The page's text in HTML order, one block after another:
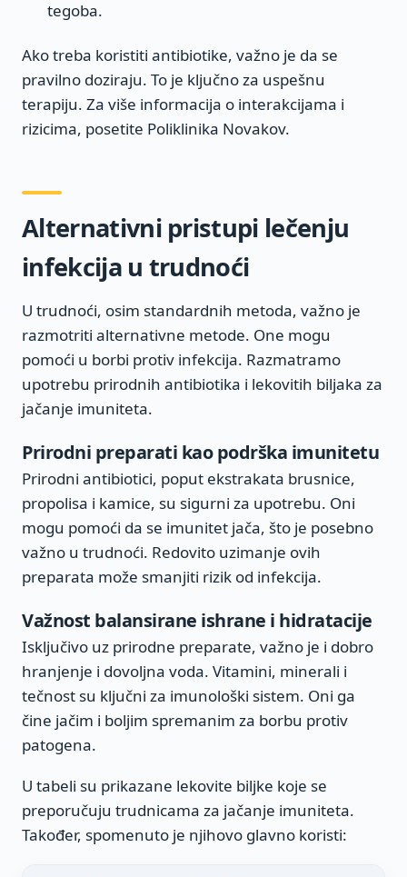
tegoba.
Ako treba koristiti antibiotike, važno je da se
pravilno doziraju. To je ključno za uspešnu
terapiju. Za više informacija o interakcijama i
rizicima, posetite Poliklinika Novakov.
Alternativni pristupi lečenju
infekcija u trudnoći
U trudnoći, osim standardnih metoda, važno je
razmotriti alternativne metode. One mogu
pomoći u borbi protiv infekcija. Razmatramo
upotrebu prirodnih antibiotika i lekovitih biljaka za
jačanje imuniteta.
Prirodni preparati kao podrška imunitetu
Prirodni antibiotici, poput ekstrakata brusnice,
propolisa i kamice, su sigurni za upotrebu. Oni
mogu pomoći da se imunitet jača, što je posebno
važno u trudnoći. Redovito uzimanje ovih
preparata može smanjiti rizik od infekcija.
Važnost balansirane ishrane i hidratacije
Isključivo uz prirodne preparate, važno je i dobro
hranjenje i dovoljna voda. Vitamini, minerali i
tečnost su ključni za imunološki sistem. Oni ga
čine jačim i boljim spremanim za borbu protiv
patogena.
U tabeli su prikazane lekovite biljke koje se
preporučuju trudnicama za jačanje imuniteta.
Također, spomenuto je njihovo glavno koristi: